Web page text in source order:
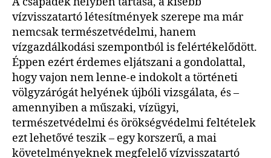
vízvisszatartó létesítmények szerepe ma már
nemcsak természetvédelmi, hanem
vízgazdálkodási szempontból is felértékelődött.
Éppen ezért érdemes eljátszani a gondolattal,
hogy vajon nem lenne-e indokolt a történeti
völgyzárógát helyének újbóli vizsgálata, és –
amennyiben a műszaki, vízügyi,
természetvédelmi és örökségvédelmi feltételek
ezt lehetővé teszik – egy korszerű, a mai
követelményeknek megfelelő vízvisszatartó